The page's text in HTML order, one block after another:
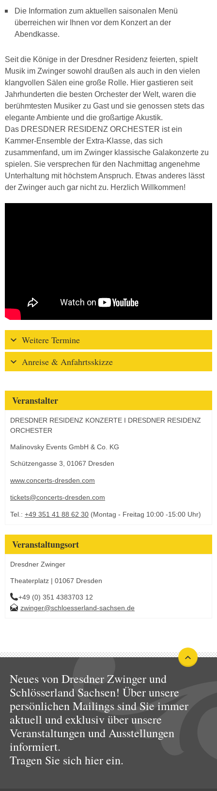
Die Information zum aktuellen saisonalen Menü
überreichen wir Ihnen vor dem Konzert an der
Abendkasse.
Seit die Könige in der Dresdner Residenz feierten, spielt
Musik im Zwinger sowohl draußen als auch in den vielen
klangvollen Sälen eine große Rolle. Hier gastieren seit
Jahrhunderten die besten Orchester der Welt, waren die
berühmtesten Musiker zu Gast und sie genossen stets das
elegante Ambiente und die großartige Akustik.
Das DRESDNER RESIDENZ ORCHESTER ist ein
Kammer-Ensemble der Extra-Klasse, das sich
zusammenfand, um im Zwinger klassische Galakonzerte zu
spielen. Sie versprechen für den Nachmittag angenehme
Unterhaltung mit höchstem Anspruch. Etwas anderes lässt
der Zwinger auch gar nicht zu. Herzlich Willkommen!
Weitere Termine
Anreise & Anfahrtsskizze
Veranstalter
DRESDNER RESIDENZ KONZERTE I DRESDNER RESIDENZ
ORCHESTER
Malinovsky Events GmbH & Co. KG
Schützengasse 3, 01067 Dresden
www.concerts-dresden.com
tickets@concerts-dresden.com
Tel.: +49 351 41 88 62 30 (Montag - Freitag 10:00 -15:00 Uhr)
Veranstaltungsort
Dresdner Zwinger
Theaterplatz | 01067 Dresden
+49 (0) 351 4383703 12
zwinger@schloesserland-sachsen.de
Neues von Dresdner Zwinger und
Schlösserland Sachsen! Über unsere
persönlichen Mailings sind Sie immer
aktuell und exklusiv über unsere
Veranstaltungen und Ausstellungen
informiert.
Tragen Sie sich hier ein.